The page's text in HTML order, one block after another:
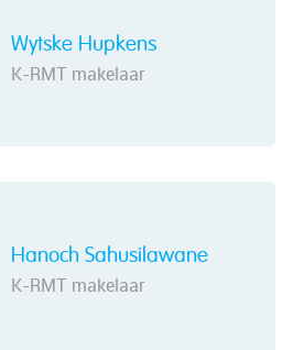
Wytske Hupkens
K-RMT makelaar
Hanoch Sahusilawane
K-RMT makelaar